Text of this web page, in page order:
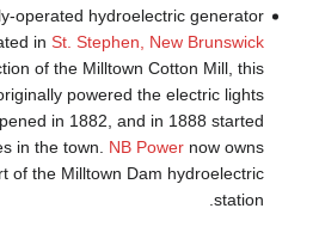
The oldest continuously-operated
in Canada is located inSt.
,كندا .
Part of the construction of the
rope-driven generator originally
for the mill when it opened in 1882,
providing power to homes in the town.
and operates this as part of the Milltown